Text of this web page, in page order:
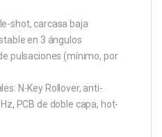
shot, carcasa baja
en 3 ángulos
pulsaciones (mínimo, por
N-Key Rollover, anti-
PCB de doble capa, hot-